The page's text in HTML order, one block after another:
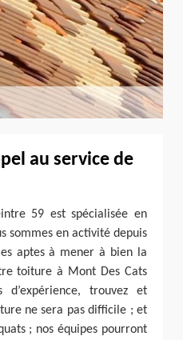
au service de
59 est spécialisée en
sommes en activité depuis
aptes à mener à bien la
toiture à Mont Des Cats
d’expérience, trouvez et
ne sera pas difficile ; et
; nos équipes pourront